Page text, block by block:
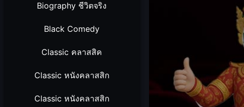
Biography ชีวิตจริง
Black Comedy
Classic คลาสสิค
Classic หนังคลาสสิก
Classic หนังคลาสสิก